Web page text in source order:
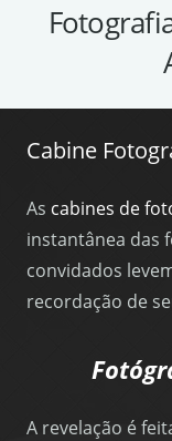
Cabine
As cabines de
instantânea das
convidados
recordação de
A revelação é